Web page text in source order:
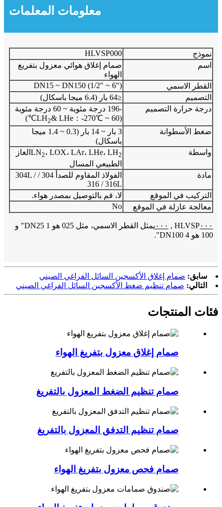
معلومات المعلمات
نموذج
HLVSP000
اسم
صمام إغلاق هوائي معزول بتفريغ
الهواء
القطر الاسمي
DN15 ~ DN150 (1/2" ~ 6")
التصميم
≤64 بار (6.4 ميجا باسكال)
درجة حرارة التصميم
-196 درجة مئوية ~ 60 درجة مئوية
(LH
2& LHe：-270℃ ~ 60℃)
ضغط الأسطوانة
3 بار ~ 14 بار (0.3 ~ 1.4 ميجا
باسكال)
واسطة
LN2، LOX، LAr، LHe، LH2
الغاز
الطبيعي المسال
مادة
الفولاذ المقاوم للصدأ 304 / 304L /
316 / 316L
التركيب في الموقع
لا، قم بالتوصيل بمصدر هواء.
معالجة عازلة في الموقع
No
HLVSP٠٠٠ , ٠٠٠
يمثل القطر الاسمي، مثل 025 هو DN25 1" و
100 هو DN100 4".
سابق: صمام إغلاق الأكسجين السائل الفراغي الصيني
التالي: صمام تنظيم ضغط الأكسجين السائل الفراغي الصيني
فئات المنتجات
صمام إغلاق معزول بتفريغ الهواء
صمام تنظيم الضغط المعزول بالتفريغ
صمام تنظيم التدفق المعزول بالتفريغ
صمام فحص معزول بتفريغ الهواء